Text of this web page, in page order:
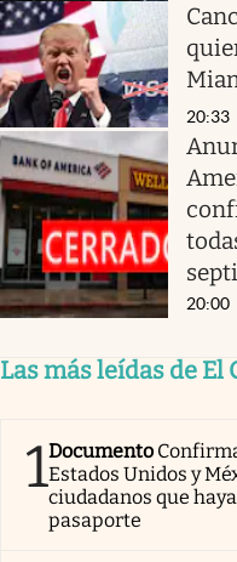
20:33
20:00
Las más leídas de
1Documento
Estados Unidos y
ciudadanos que
pasaporte